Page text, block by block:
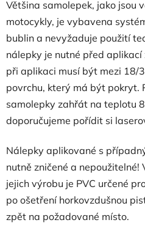
Většina samolepek, jako jsou
motocykly, je vybavena
bublin a nevyžaduje použití
nálepky je nutné před
při aplikaci musí být mezi 18/
povrchu, který má být pokryt.
samolepky zahřát na teplotu
doporučujeme pořídit si
Nálepky aplikované s
nutně zničené a
jejich výrobu je PVC určené
po ošetření horkovzdušnou
zpět na požadované místo.